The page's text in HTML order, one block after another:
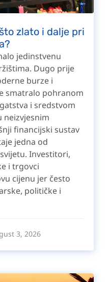
zlato i dalje pri
jedinstvenu
Dugo prije
burze i
smatralo pohranom
i sredstvom
neizvjesnim
financijski sustav
jedna od
Investitori,
i trgovci
cijenu jer često
političke i
3, 2026